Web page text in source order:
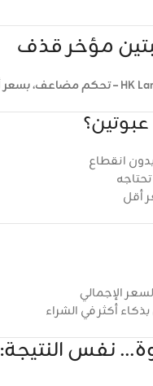
مؤخر قذف
انقطاع
أقل
أكثر في الشراء
نفس النتيجة: